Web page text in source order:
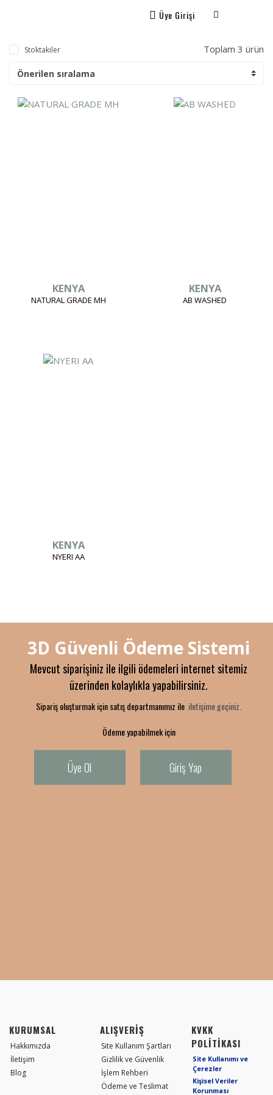
Üye Girişi
Stoktakiler Toplam 3 ürün
KENYA
NATURAL GRADE MH
KENYA
AB WASHED
KENYA
NYERI AA
3D Güvenli Ödeme Sistemi
Mevcut siparişiniz ile ilgili ödemeleri internet sitemiz
üzerinden kolaylıkla yapabilirsiniz.
Sipariş oluşturmak için satış departmanımız ile iletişime geçiniz.
Ödeme yapabilmek için
Üye Ol Giriş Yap
KURUMSAL
Hakkımızda
İletişim
Blog
ALIŞVERİŞ
Site Kullanım Şartları
Gizlilik ve Güvenlik
İşlem Rehberi
Ödeme ve Teslimat
KVKK
POLİTİKASI
Site Kullanımı ve
Çerezler
Kişisel Veriler
Korunması